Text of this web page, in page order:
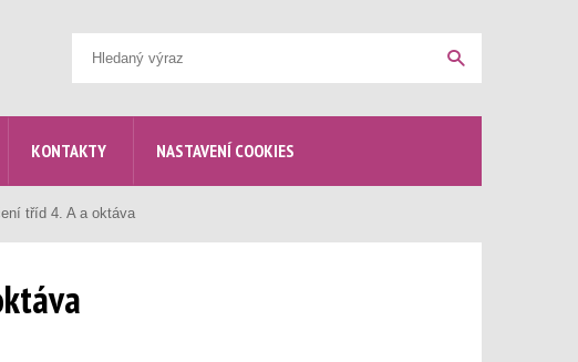
Hledat
KONTAKTY NASTAVENÍ COOKIES
tříd 4. A a oktáva